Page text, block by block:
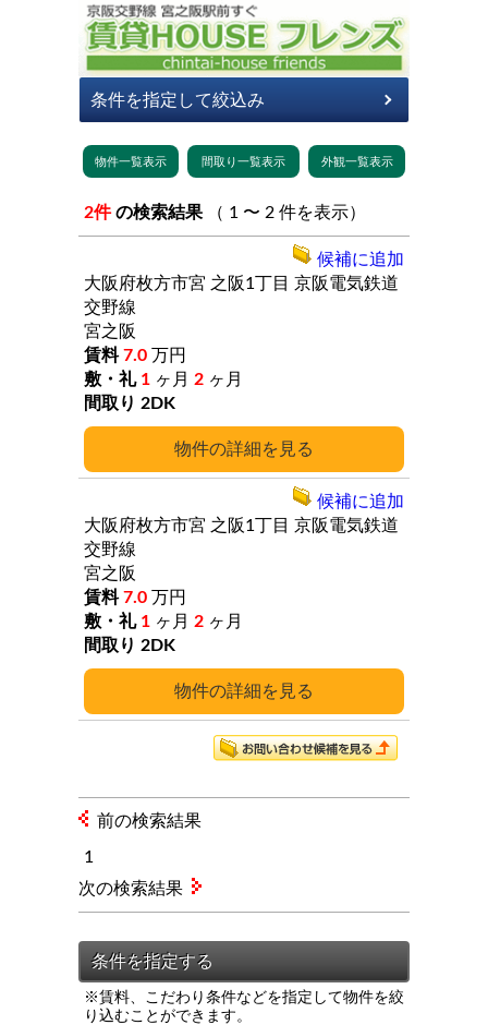
2件 の検索結果 （ 1 〜 2 件を表示）
詳細
大阪府枚方市宮 之阪1丁目 京阪電気鉄道
交野線
宮之阪
7.0 万円
1 ヶ月 2 ヶ月
2DK
候補に追加
詳細
大阪府枚方市宮 之阪1丁目 京阪電気鉄道
交野線
宮之阪
7.0 万円
1 ヶ月 2 ヶ月
2DK
候補に追加
前の検索結果
1
※賃料、こだわり条件などを指定して物件を絞
り込むことができます。